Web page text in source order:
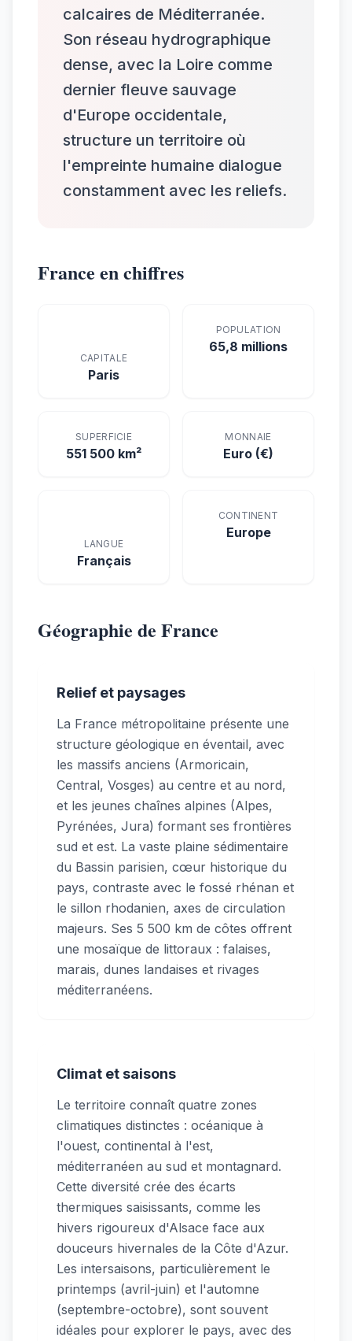
calcaires de Méditerranée.
Son réseau hydrographique
dense, avec la Loire comme
dernier fleuve sauvage
d'Europe occidentale,
structure un territoire où
l'empreinte humaine dialogue
constamment avec les reliefs.
France en chiffres
CAPITALE
Paris
POPULATION
65,8 millions
SUPERFICIE
551 500 km²
MONNAIE
Euro (€)
LANGUE
Français
CONTINENT
Europe
Géographie de France
Relief et paysages
La France métropolitaine présente une
structure géologique en éventail, avec
les massifs anciens (Armoricain,
Central, Vosges) au centre et au nord,
et les jeunes chaînes alpines (Alpes,
Pyrénées, Jura) formant ses frontières
sud et est. La vaste plaine sédimentaire
du Bassin parisien, cœur historique du
pays, contraste avec le fossé rhénan et
le sillon rhodanien, axes de circulation
majeurs. Ses 5 500 km de côtes offrent
une mosaïque de littoraux : falaises,
marais, dunes landaises et rivages
méditerranéens.
Climat et saisons
Le territoire connaît quatre zones
climatiques distinctes : océanique à
l'ouest, continental à l'est,
méditerranéen au sud et montagnard.
Cette diversité crée des écarts
thermiques saisissants, comme les
hivers rigoureux d'Alsace face aux
douceurs hivernales de la Côte d'Azur.
Les intersaisons, particulièrement le
printemps (avril-juin) et l'automne
(septembre-octobre), sont souvent
idéales pour explorer le pays, avec des